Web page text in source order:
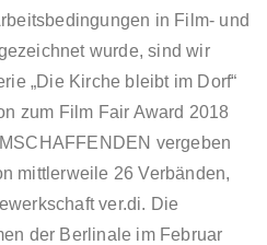
in Film- und
wurde, sind wir
„Die Kirche bleibt im Dorf“
zum Film Fair Award 2018
vergeben
mittlerweile 26 Verbänden,
ver.di. Die
der Berlinale im Februar